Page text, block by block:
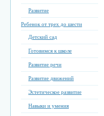
Развитие
Ребенок от трех до шести
Детский сад
Готовимся к школе
Развитие речи
Развитие движений
Эстетическое развитие
Навыки и умения